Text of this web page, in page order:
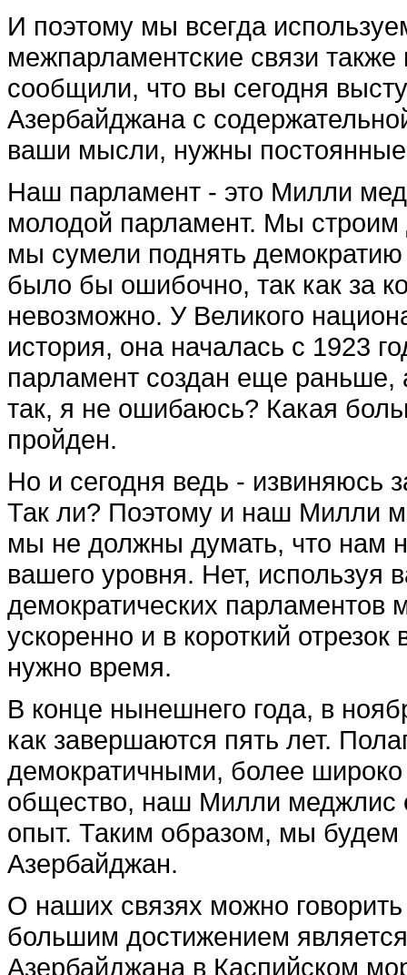
И поэтому мы всегда
межпарламентские связи
сообщили, что вы сегодня
Азербайджана с
ваши мысли, нужны постоянные
Наш парламент - это Милли
молодой парламент. Мы строим
мы сумели поднять
было бы ошибочно, так как за
невозможно. У Великого
история, она началась с 1923
парламент создан еще раньше,
так, я не ошибаюсь? Какая
пройден.
Но и сегодня ведь - извиняюсь
Так ли? Поэтому и наш Милли
мы не должны думать, что нам
вашего уровня. Нет, используя
демократических парламентов
ускоренно и в короткий
нужно время.
В конце нынешнего года, в
как завершаются пять лет.
демократичными, более широко
общество, наш Милли меджлис
опыт. Таким образом, мы будем
Азербайджан.
О наших связях можно
большим достижением
Азербайджана в Каспийском